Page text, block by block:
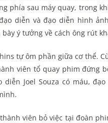
phía sau máy quay, trong
diễn và đạo diễn hình
ý tưởng về cách ông rút
tự ôm phần giữa cơ thể.
viên tổ quay phim đứng
diễn Joel Souza có máu,
viên bỏ việc tại đoàn